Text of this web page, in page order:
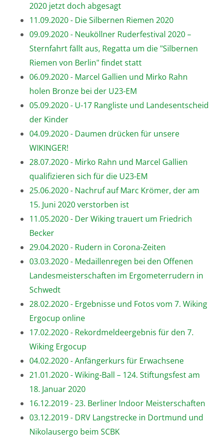
2020 jetzt doch abgesagt
11.09.2020 - Die Silbernen Riemen 2020
09.09.2020 - Neuköllner Ruderfestival 2020 –
Sternfahrt fällt aus, Regatta um die "Silbernen
Riemen von Berlin" findet statt
06.09.2020 - Marcel Gallien und Mirko Rahn
holen Bronze bei der U23-EM
05.09.2020 - U-17 Rangliste und Landesentscheid
der Kinder
04.09.2020 - Daumen drücken für unsere
WIKINGER!
28.07.2020 - Mirko Rahn und Marcel Gallien
qualifizieren sich für die U23-EM
25.06.2020 - Nachruf auf Marc Krömer, der am
15. Juni 2020 verstorben ist
11.05.2020 - Der Wiking trauert um Friedrich
Becker
29.04.2020 - Rudern in Corona-Zeiten
03.03.2020 - Medaillenregen bei den Offenen
Landesmeisterschaften im Ergometerrudern in
Schwedt
28.02.2020 - Ergebnisse und Fotos vom 7. Wiking
Ergocup online
17.02.2020 - Rekordmeldeergebnis für den 7.
Wiking Ergocup
04.02.2020 - Anfängerkurs für Erwachsene
21.01.2020 - Wiking-Ball – 124. Stiftungsfest am
18. Januar 2020
16.12.2019 - 23. Berliner Indoor Meisterschaften
03.12.2019 - DRV Langstrecke in Dortmund und
Nikolausergo beim SCBK